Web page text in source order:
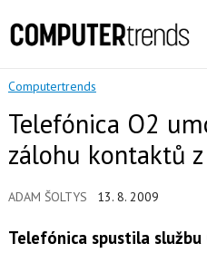
Computertrends
Telefónica O2
zálohu kontaktů
ADAM ŠOLTYS 13. 8. 2009
Telefónica spustila službu